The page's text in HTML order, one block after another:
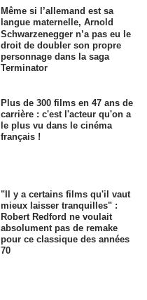
Même si l’allemand est sa
langue maternelle, Arnold
Schwarzenegger n’a pas eu le
droit de doubler son propre
personnage dans la saga
Terminator
Plus de 300 films en 47 ans de
carrière : c'est l'acteur qu'on a
le plus vu dans le cinéma
français !
"Il y a certains films qu'il vaut
mieux laisser tranquilles" :
Robert Redford ne voulait
absolument pas de remake
pour ce classique des années
70